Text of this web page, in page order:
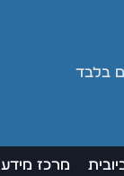
מרכז מידע